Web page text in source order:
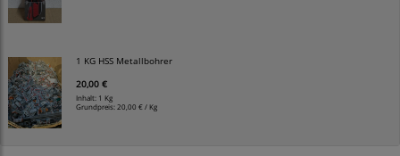
1 KG HSS Metallbohrer
20,00 €
Inhalt: 1 Kg
Grundpreis:20,00 € / Kg